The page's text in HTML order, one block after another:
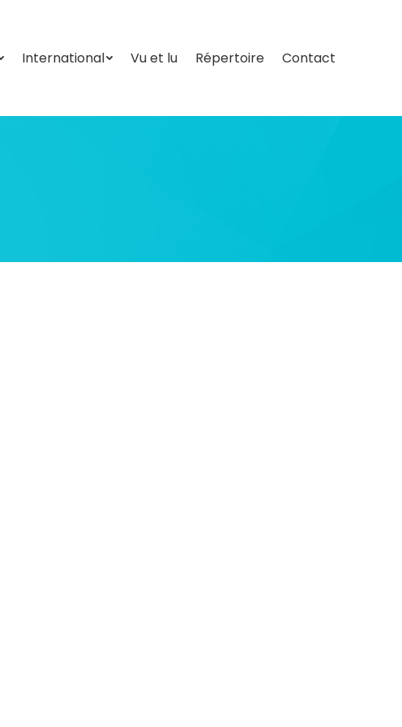
International Vu et lu Répertoire Contact